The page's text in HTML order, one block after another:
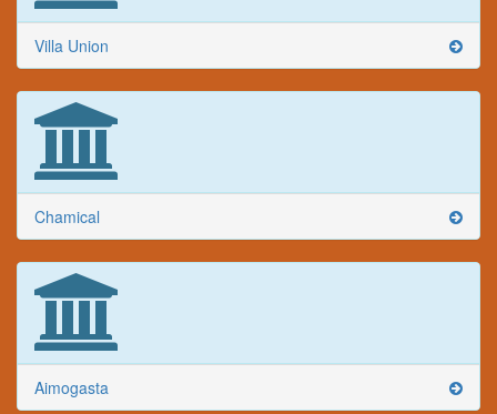
Villa Union
Chamical
Aimogasta